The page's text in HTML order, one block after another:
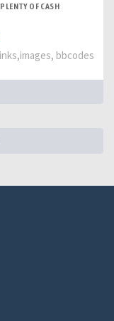
OF CASH
bbcodes